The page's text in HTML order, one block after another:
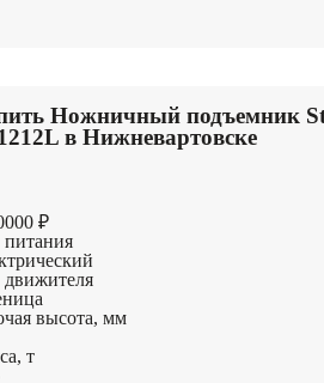
Ножничный подъемник
в Нижневартовске
₽
высота, мм
т